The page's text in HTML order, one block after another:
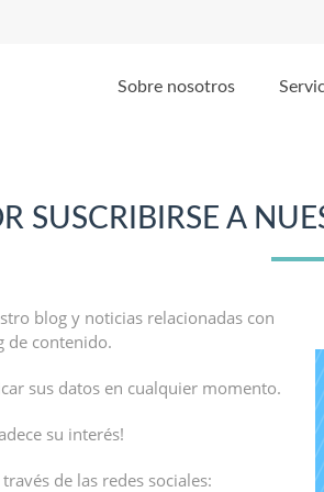
Sobre nosotros
SUSCRIBIRSE A
blog y noticias relacionadas con
de contenido.
sus datos en cualquier momento.
su interés!
de las redes sociales: